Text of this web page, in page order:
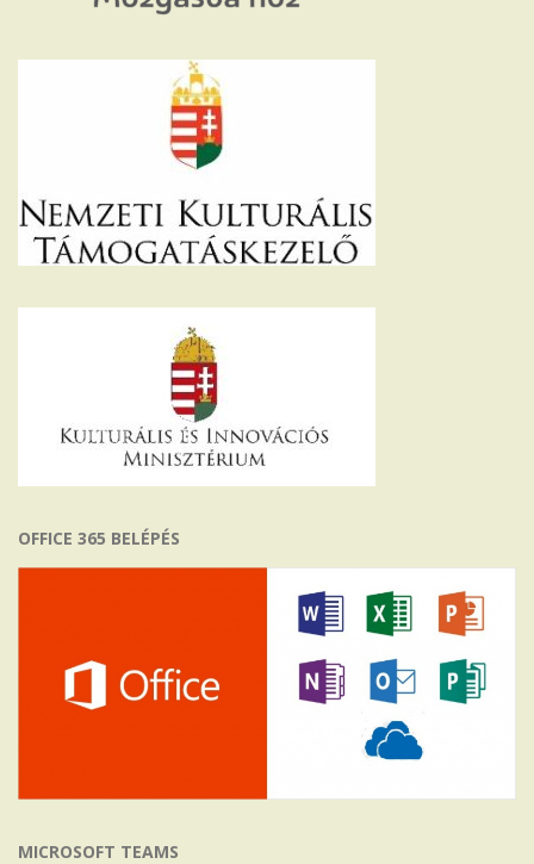
OFFICE 365 BELÉPÉS
MICROSOFT TEAMS